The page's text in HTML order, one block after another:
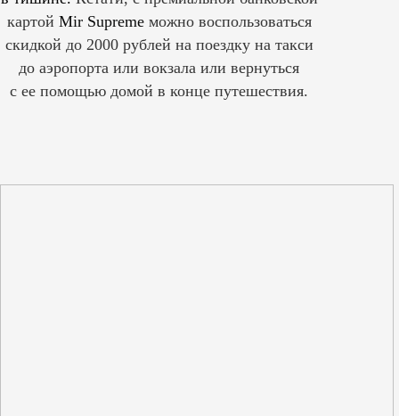
картой Mir Supreme можно воспользоваться
скидкой до 2000 рублей на поездку на такси
до аэропорта или вокзала или вернуться
с ее помощью домой в конце путешествия.